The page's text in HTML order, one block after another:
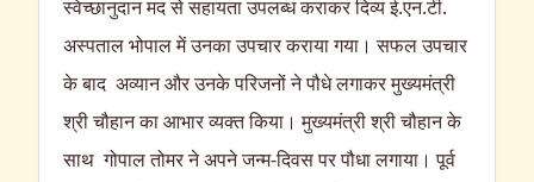
स्वेच्छानुदान मद से सहायता उपलब्ध कराकर दिव्य ई.एन.टी.
अस्पताल भोपाल में उनका उपचार कराया गया। सफल उपचार
के बाद अव्यान और उनके परिजनों ने पौधे लगाकर मुख्यमंत्री
श्री चौहान का आभार व्यक्त किया। मुख्यमंत्री श्री चौहान के
साथ गोपाल तोमर ने अपने जन्म-दिवस पर पौधा लगाया। पूर्व